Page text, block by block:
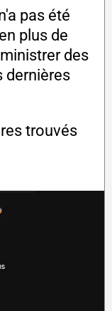
pas été
plus de
des
dernières
trouvés